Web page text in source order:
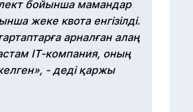
бойынша мамандар
жеке квота енгізілді.
арналған алаң
IT-компания, оның
- деді қаржы